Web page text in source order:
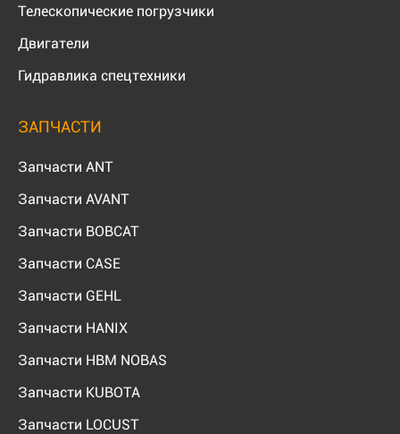
Телескопические погрузчики
Двигатели
Гидравлика спецтехники
ЗАПЧАСТИ
Запчасти ANT
Запчасти AVANT
Запчасти BOBCAT
Запчасти CASE
Запчасти GEHL
Запчасти HANIX
Запчасти HBM NOBAS
Запчасти KUBOTA
Запчасти LOCUST